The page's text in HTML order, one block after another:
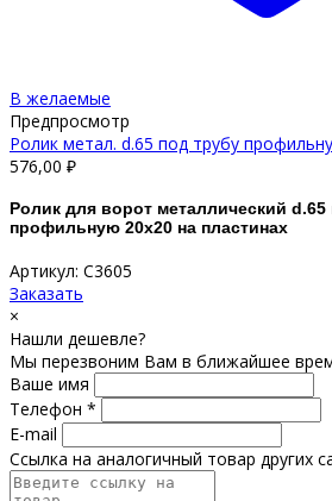
В желаемые
Предпросмотр
Ролик метал. d.65 под трубу
576,00 ₽
Ролик для ворот металлический d.65
профильную 20х20 на пластинах
Артикул: С3605
Заказать
×
Нашли дешевле?
Мы перезвоним Вам в ближайшее
Ваше имя
Телефон *
E-mail
Ссылка на аналогичный товар других